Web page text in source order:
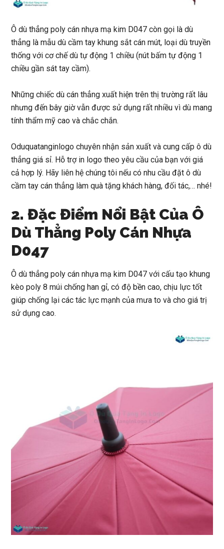
Ô dù thẳng poly cán nhựa mạ kim D047 còn gọi là dù
thẳng là mẫu dù cầm tay khung sắt cán mút, loại dù truyền
thống với cơ chế dù tự động 1 chiều (nút bấm tự động 1
chiều gần sát tay cầm).
Những chiếc dù cán thẳng xuất hiện trên thị trường rất lâu
nhưng đến bây giờ vẫn được sử dụng rất nhiều vì dù mang
tính thẩm mỹ cao và chắc chắn.
Oduquatanginlogo chuyên nhận sản xuất và cung cấp ô dù
thẳng giá sỉ. Hỗ trợ in logo theo yêu cầu của bạn với giá
cả hợp lý. Hãy liên hệ chúng tôi nếu có nhu cầu đặtô dù
cầm tay cán thẳng làm quà tặng khách hàng, đối tác,… nhé!
2. Đặc Điểm Nổi Bật Của Ô
Dù Thẳng Poly Cán Nhựa
D047
Ô dù thẳng poly cán nhựa mạ kim D047 với cấu tạo khung
kèo poly 8 múi chống han gỉ, có độ bền cao, chịu lực tốt
giúp chống lại các tác lực mạnh của mưa to và cho giá trị
sử dụng cao.